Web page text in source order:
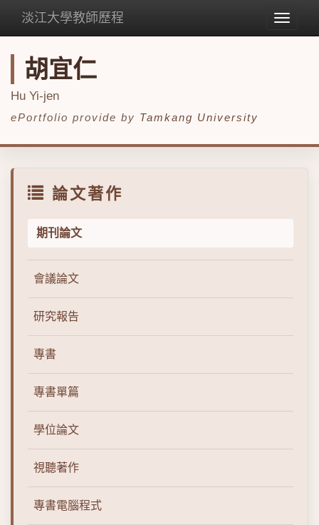
Toggle
淡江大學教師歷程
胡宜仁
Hu Yi-jen
ePortfolio provide by Tamkang University
論文著作
期刊論文
會議論文
研究報告
專書
專書單篇
學位論文
視聽著作
專書電腦程式